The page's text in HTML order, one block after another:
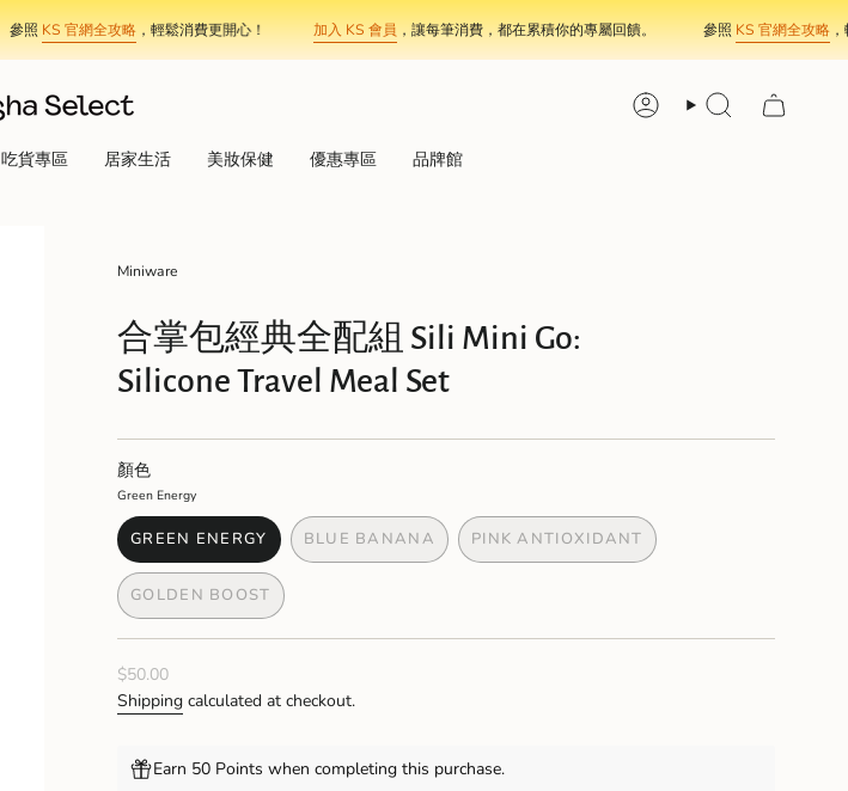
KS 官網全攻略，輕鬆消費更開心！ 加入 KS 會員，讓每筆消費，都在累積你的專屬回饋。 KS 官網全攻略，輕鬆消
AccountSearch
吃貨專區 居家生活 美妝保健 優惠專區 品牌館
Miniware
合掌包經典全配組 Sili Mini Go:
Silicone Travel Meal Set
顏色
Green Energy
GREEN ENERGY
VARIANT
SOLD
OUT
OR
UNAVAILABLE
BLUE BANANA
VARIANT
UNAVAILABLE
PINK ANTIOXIDANT
VARIANT
UNAVAILABLE
GOLDEN BOOST
VARIANT
SOLD
UNAVAILABLE
Regular
price
$50.00
Shipping calculated at checkout.
Earn 50 Points when completing this purchase.